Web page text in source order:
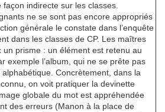
façon indirecte sur les classes.
ne se sont pas encore appropriés
générale le constate dans l’enquête
dans les classes de CP. Les maîtres
prisme : un élément est retenu au
exemple l’album, qui ne se prête pas
Concrètement, dans la
on voit pratiquer la devinette
globale du mot est appréhendée
des erreurs (Manon à la place de